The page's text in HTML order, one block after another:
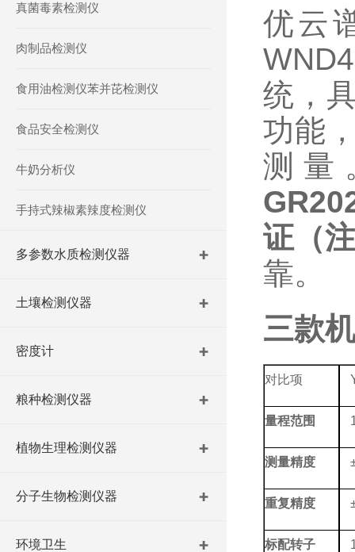
优云
统，
功能
测量
证（
靠。
三款
对比项
量程范围
测量精度
重复精度
标配转子
真菌毒素检测仪
肉制品检测仪
食用油检测仪苯并芘检测仪
食品安全检测仪
牛奶分析仪
手持式辣椒素辣度检测仪
多参数水质检测仪器
土壤检测仪器
密度计
粮种检测仪器
植物生理检测仪器
分子生物检测仪器
环境卫生